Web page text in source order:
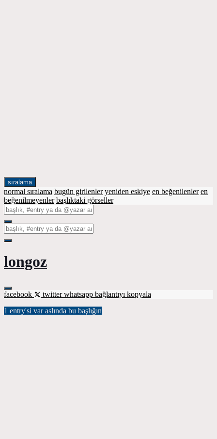
sıralama
normal sıralama bugün girilenler yeniden eskiye en beğenilenler en
beğenilmeyenler başlıktaki görseller
longoz
facebook twitterwhatsapp bağlantıyı kopyala
1 entry'si var aslında bu başlığın